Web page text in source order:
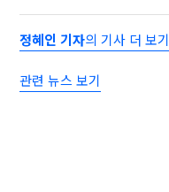
정혜인 기자의 기사 더 보기
관련 뉴스 보기